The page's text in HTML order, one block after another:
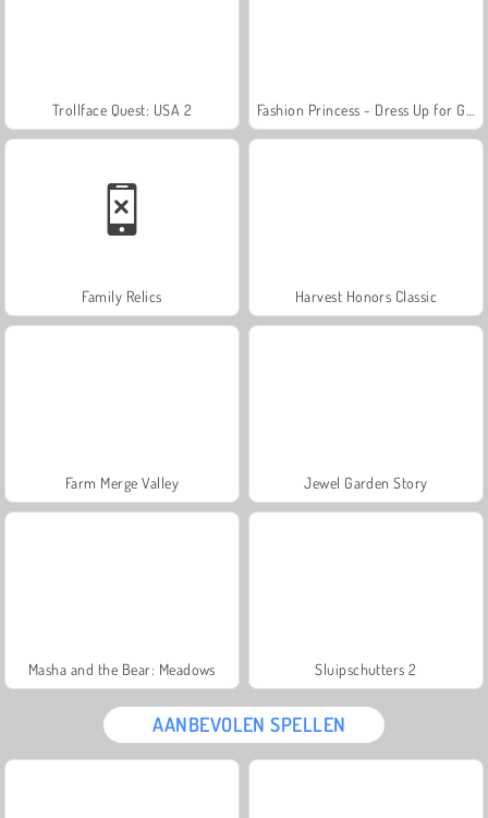
Trollface Quest: USA 2
Family Relics Harvest Honors Classic
Farm Merge Valley Jewel Garden Story
Masha and the Bear: Meadows Sluipschutters 2
AANBEVOLEN SPELLEN